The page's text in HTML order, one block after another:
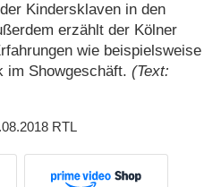
Kindersklaven in den
erzählt der Kölner
wie beispielsweise
im Showgeschäft. (Text:
RTL